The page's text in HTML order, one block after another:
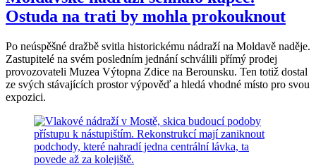
Ostuda na trati by mohla prokouknout
Po neúspěšné dražbě svitla historickému nádraží na Moldavě naděje.
Zastupitelé na svém posledním jednání schválili přímý prodej
provozovateli Muzea Výtopna Zdice na Berounsku. Ten totiž dostal
ze svých stávajících prostor výpověď a hledá vhodné místo pro svou
expozici.